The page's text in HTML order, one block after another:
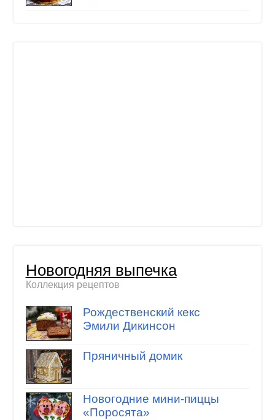
Новогодняя выпечка
Коллекция рецептов
Рождественский кекс
Эмили Дикинсон
Пряничный домик
Новогодние мини-пиццы
«Поросята»